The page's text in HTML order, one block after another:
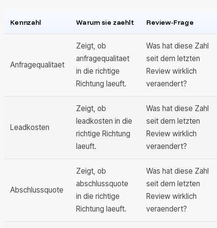
Kennzahl Warum sie zaehlt Review-Frage
Anfragequalitaet
Zeigt, ob
anfragequalitaet
in die richtige
Richtung laeuft.
Was hat diese Zahl
seit dem letzten
Review wirklich
veraendert?
Leadkosten
Zeigt, ob
leadkosten in die
richtige Richtung
laeuft.
Was hat diese Zahl
seit dem letzten
Review wirklich
veraendert?
Abschlussquote
Zeigt, ob
abschlussquote
in die richtige
Richtung laeuft.
Was hat diese Zahl
seit dem letzten
Review wirklich
veraendert?